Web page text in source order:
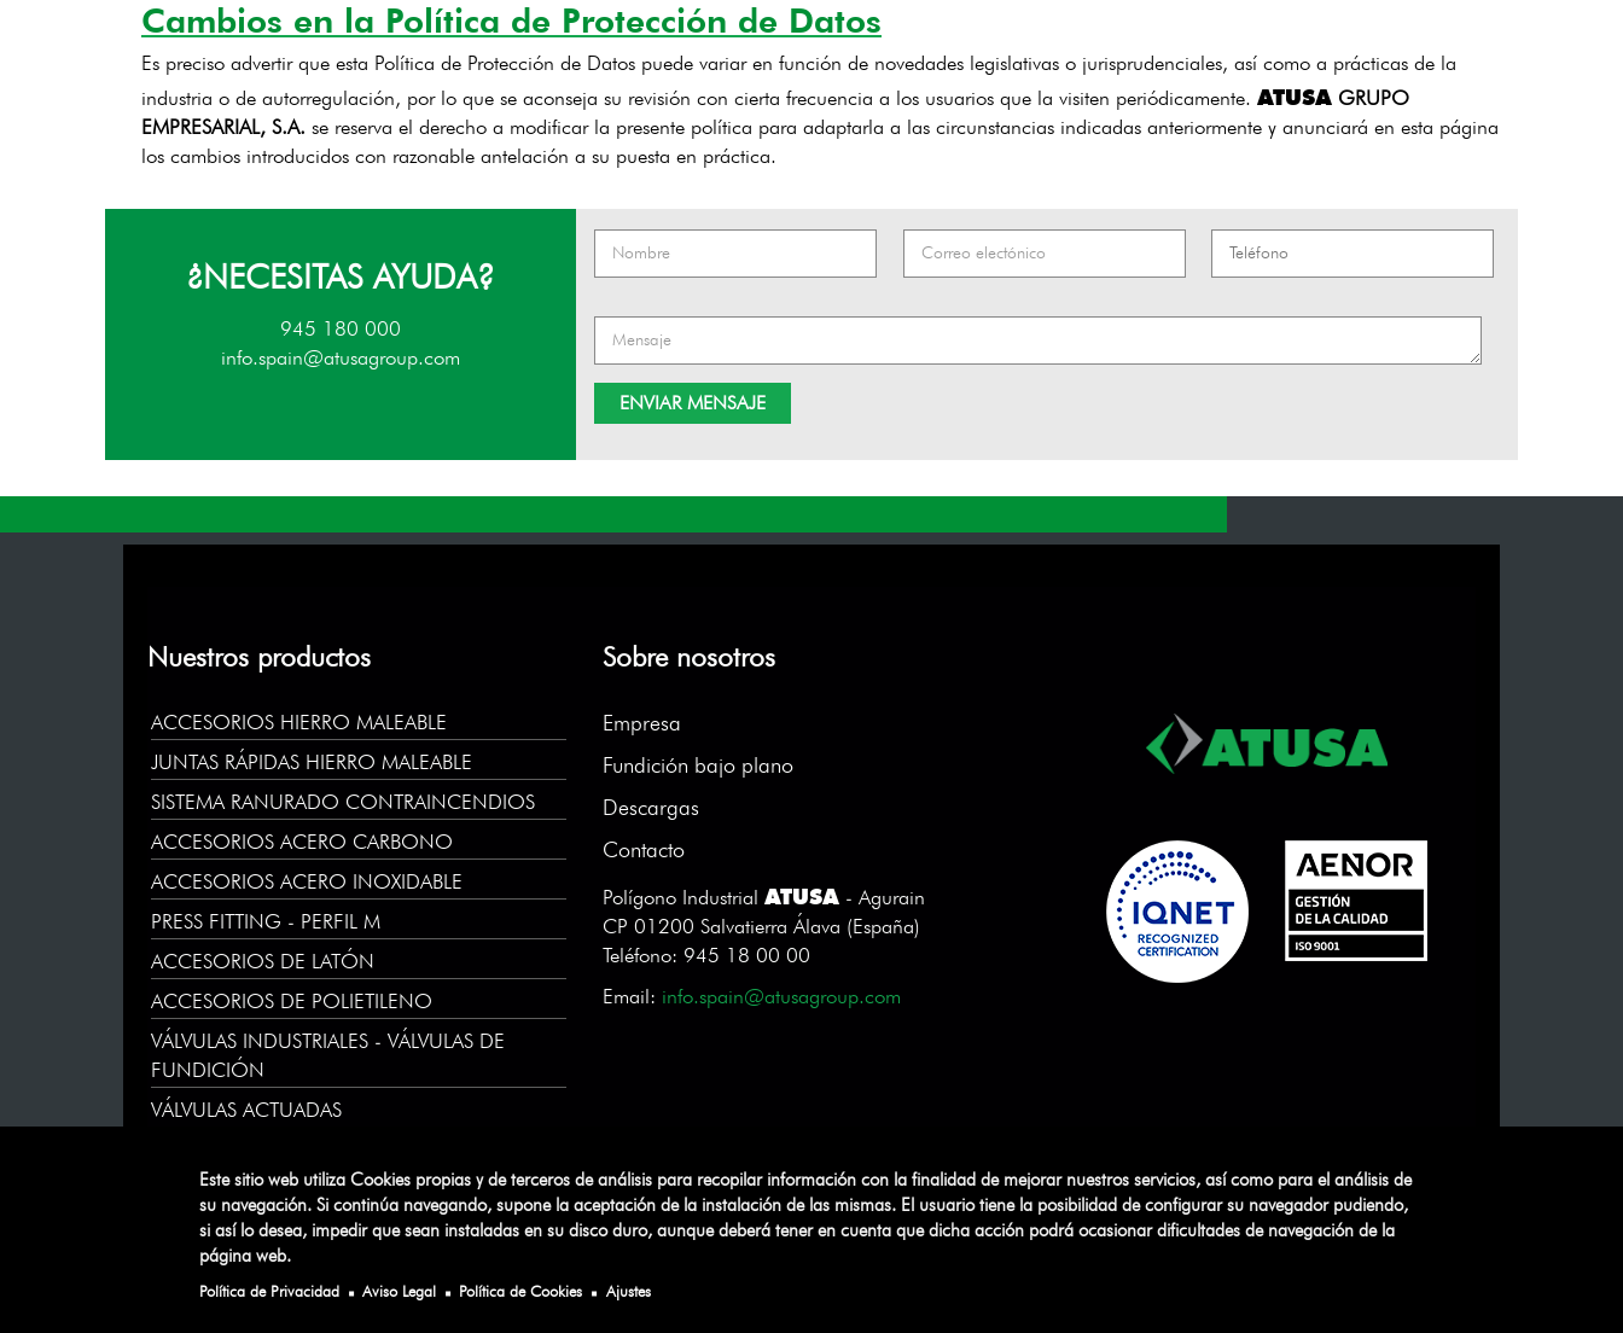
Cambios en la Política de Protección de Datos
Es preciso advertir que esta Política de Protección de Datos puede variar en función de novedades legislativas o jurisprudenciales, así como a prácticas de la
industria o de autorregulación, por lo que se aconseja su revisión con cierta frecuencia a los usuarios que la visiten periódicamente.
ATUSA
GRUPO
EMPRESARIAL, S.A. se reserva el derecho a modificar la presente política para adaptarla a las circunstancias indicadas anteriormente y anunciará en esta página
los cambios introducidos con razonable antelación a su puesta en práctica.
¿NECESITAS AYUDA?
945 180 000
info.spain@atusagroup.com
Nuestros productos
ACCESORIOS HIERRO MALEABLE
JUNTAS RÁPIDAS HIERRO MALEABLE
SISTEMA RANURADO CONTRAINCENDIOS
ACCESORIOS ACERO CARBONO
ACCESORIOS ACERO INOXIDABLE
PRESS FITTING - PERFIL M
ACCESORIOS DE LATÓN
ACCESORIOS DE POLIETILENO
VÁLVULAS INDUSTRIALES - VÁLVULAS DE
FUNDICIÓN
VÁLVULAS ACTUADAS
CALEFACCIÓN
Sobre nosotros
Empresa
Fundición bajo plano
Descargas
Contacto
Polígono Industrial ATUSA- Agurain
CP 01200 Salvatierra Álava (España)
Teléfono: 945 18 00 00
Email: info.spain@atusagroup.com
ATUSA .Todos los derechos reservados
Este sitio web utiliza Cookies propias y de terceros de análisis para recopilar información con la finalidad de mejorar nuestros servicios, así como para el análisis de
su navegación. Si continúa navegando, supone la aceptación de la instalación de las mismas. El usuario tiene la posibilidad de configurar su navegador pudiendo,
si así lo desea, impedir que sean instaladas en su disco duro, aunque deberá tener en cuenta que dicha acción podrá ocasionar dificultades de navegación de la
página web.
Política de Privacidad Aviso Legal Política de Cookies Ajustes